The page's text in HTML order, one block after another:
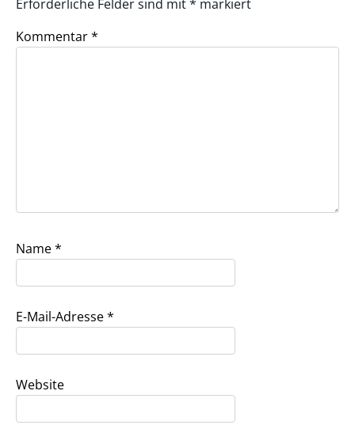
Erforderliche Felder sind mit* markiert
Kommentar*
Name*
E-Mail-Adresse*
Website